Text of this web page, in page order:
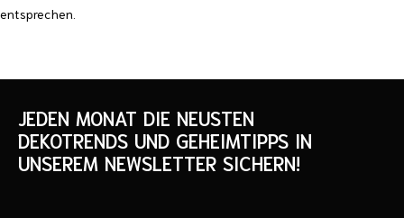
entsprechen.
JEDEN MONAT DIE NEUSTEN
DEKOTRENDS UND GEHEIMTIPPS IN
UNSEREM NEWSLETTER SICHERN!